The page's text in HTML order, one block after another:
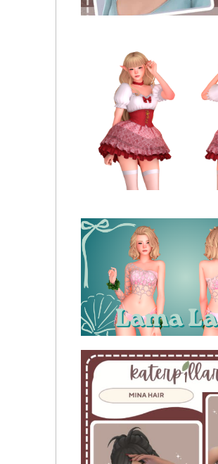
Katerp1llar - Lila Hair
Женская прическа - Hair
Женская прическа - Hair